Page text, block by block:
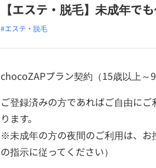
【エステ・脱毛】未成年で
#エステ・脱毛
chocoZAPプラン契約（15歳以上～
ご登録済みの方であればご自由に
ります。
※未成年の方の夜間のご利用は、お
の指示に従ってください）